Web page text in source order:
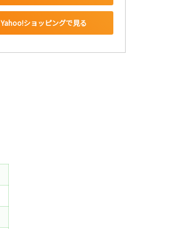
Yahoo!ショッピングで見る